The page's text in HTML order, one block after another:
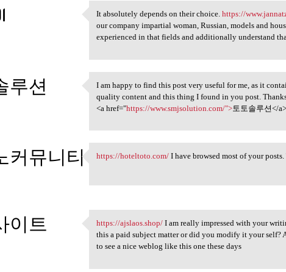
It absolutely depends on
It absolutely depends on their choice.https://
our company impartial woman, Russian, models and
experienced in that fields and additionally understand
루션 I am happy to find this post
I am happy to find this post very useful for me, as it
quality content and this thing I found in you post.
<a href="https://www.smjsolution.com/">토토솔루션</a>
커뮤니티 https://hoteltoto.com/ I have
https://hoteltoto.com/ I have browsed most of your
이트 https://ajslaos.shop/ I am
https://ajslaos.shop/ I am really impressed with your
this a paid subject matter or did you modify it your
to see a nice weblog like this one these days